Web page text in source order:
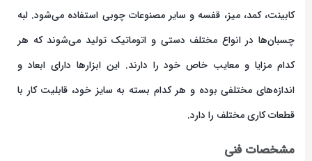
کابینت، کمد، میز، قفسه و سایر مصنوعات چوبی استفاده می‌شود. لبه
چسبان‌ها در انواع مختلف دستی و اتوماتیک تولید می‌شوند که هر
کدام مزایا و معایب خاص خود را دارند. این ابزارها دارای ابعاد و
اندازه‌های مختلفی بوده و هر کدام بسته به سایز خود، قابلیت کار با
قطعات کاری مختلف را دارد.
مشخصات فنی